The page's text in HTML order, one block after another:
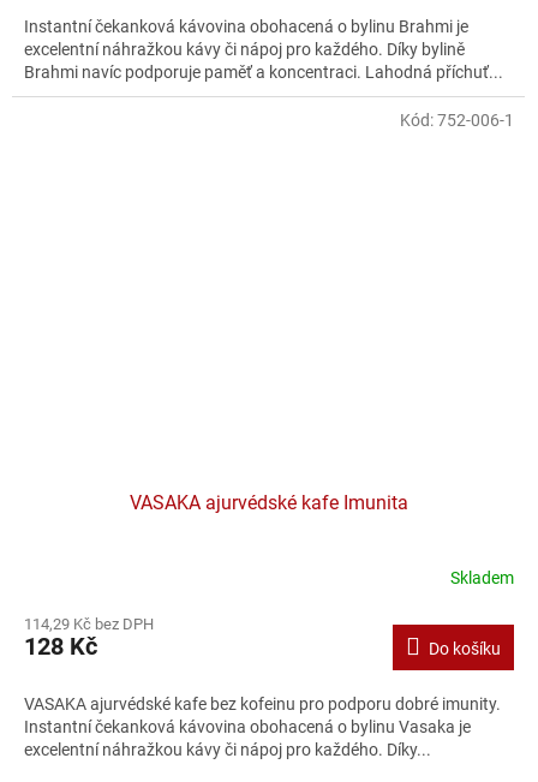
Instantní čekanková kávovina obohacená o bylinu Brahmi je
excelentní náhražkou kávy či nápoj pro každého. Díky bylině
Brahmi navíc podporuje paměť a koncentraci. Lahodná příchuť...
VASAKA ajurvédské kafe Imunita
Skladem
114,29 Kč bez DPH
128 Kč Do košíku
VASAKA ajurvédské kafe bez kofeinu pro podporu dobré imunity.
Instantní čekanková kávovina obohacená o bylinu Vasaka je
excelentní náhražkou kávy či nápoj pro každého. Díky...
Kód:752-006-1